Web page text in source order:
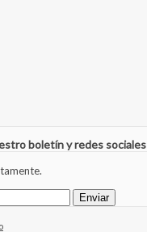
boletín y redes sociales